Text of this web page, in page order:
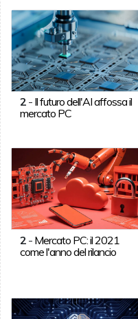
2- Il futuro dell'AI affossa il
mercato PC
2- Mercato PC: il 2021
come l'anno del rilancio